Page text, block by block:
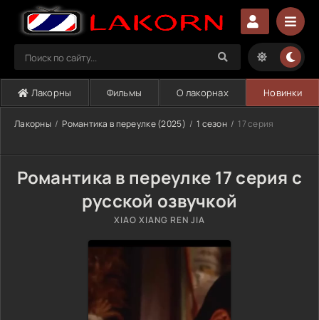
Лакорны Фильмы О лакорнах Новинки
Лакорны Романтика в переулке (2025) 1 сезон 17 серия
Романтика в переулке 17 серия с
русской озвучкой
XIAO XIANG REN JIA